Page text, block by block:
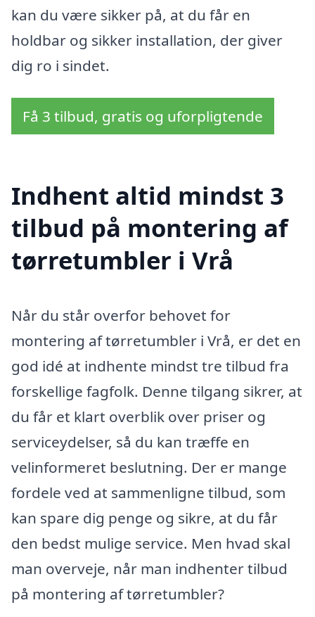
kan du være sikker på, at du får en
holdbar og sikker installation, der giver
dig ro i sindet.
Få 3 tilbud, gratis og uforpligtende
Indhent altid mindst 3
tilbud på montering af
tørretumbler i Vrå
Når du står overfor behovet for
montering af tørretumbler i Vrå, er det en
god idé at indhente mindst tre tilbud fra
forskellige fagfolk. Denne tilgang sikrer, at
du får et klart overblik over priser og
serviceydelser, så du kan træffe en
velinformeret beslutning. Der er mange
fordele ved at sammenligne tilbud, som
kan spare dig penge og sikre, at du får
den bedst mulige service. Men hvad skal
man overveje, når man indhenter tilbud
på montering af tørretumbler?